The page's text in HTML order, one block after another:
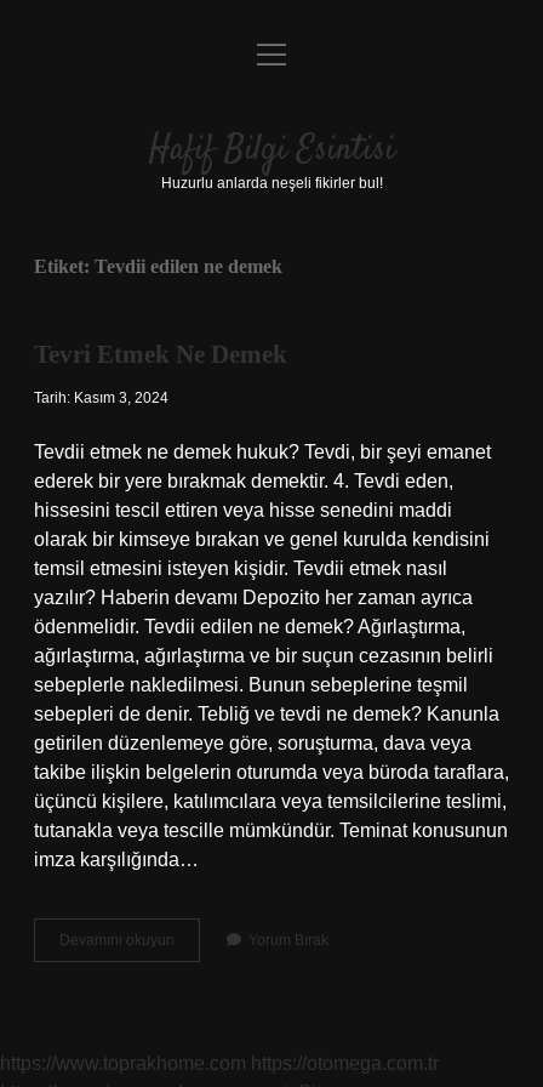
Anasayfa
Yasal Uyarı
menüyü
Hafif Bilgi Esintisi
Huzurlu anlarda neşeli fikirler bul!
Etiket: Tevdii edilen ne demek
Tevri Etmek Ne Demek
Tarih: Kasım 3, 2024
Tevdii etmek ne demek hukuk? Tevdi, bir şeyi emanet
ederek bir yere bırakmak demektir. 4. Tevdi eden,
hissesini tescil ettiren veya hisse senedini maddi
olarak bir kimseye bırakan ve genel kurulda kendisini
temsil etmesini isteyen kişidir. Tevdii etmek nasıl
yazılır? Haberin devamı Depozito her zaman ayrıca
ödenmelidir. Tevdii edilen ne demek? Ağırlaştırma,
ağırlaştırma, ağırlaştırma ve bir suçun cezasının belirli
sebeplerle nakledilmesi. Bunun sebeplerine teşmil
sebepleri de denir. Tebliğ ve tevdi ne demek? Kanunla
getirilen düzenlemeye göre, soruşturma, dava veya
takibe ilişkin belgelerin oturumda veya büroda taraflara,
üçüncü kişilere, katılımcılara veya temsilcilerine teslimi,
tutanakla veya tescille mümkündür. Teminat konusunun
imza karşılığında…
Devamını okuyun
Etmek
Yorum Bırak
https://www.toprakhome.com https://otomega.com.tr